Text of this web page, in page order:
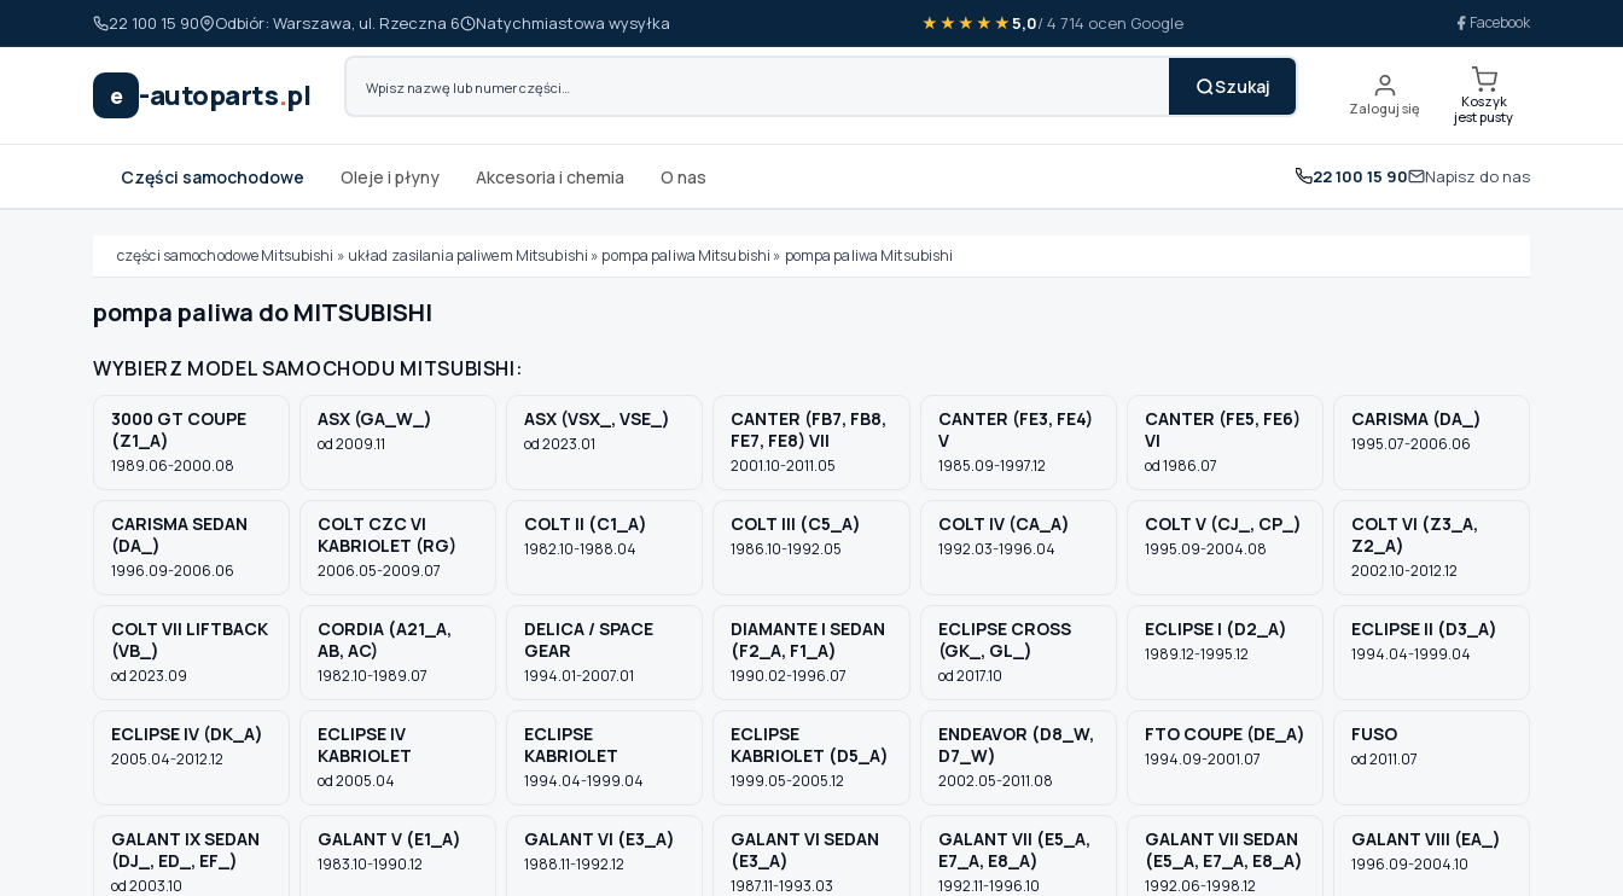
22 100 15 90 Odbiór: Warszawa, ul. Rzeczna 6 Natychmiastowa wysyłka ★★★★★5,0/ 4 714 ocen Google Facebook
e -autoparts.pl Szukaj
Zaloguj się
Koszyk
jest pusty
Części samochodowe Oleje i płyny Akcesoria i chemia O nas 22 100 15 90 Napisz do nas
Wybierz swój pojazd
MARKA
MODEL
Szukaj pasujących części
części samochodowe Mitsubishi » układ zasilania paliwem Mitsubishi » pompa paliwa Mitsubishi » pompa paliwa Mitsubishi
pompa paliwa do MITSUBISHI
WYBIERZ MODEL SAMOCHODU MITSUBISHI:
3000 GT COUPE
(Z1_A)
1989.06-2000.08
ASX (GA_W_)
od 2009.11
ASX (VSX_, VSE_)
od 2023.01
CANTER (FB7, FB8,
FE7, FE8) VII
2001.10-2011.05
CANTER (FE3, FE4)
V
1985.09-1997.12
CANTER (FE5, FE6)
VI
od 1986.07
CARISMA (DA_)
1995.07-2006.06
CARISMA SEDAN
(DA_)
1996.09-2006.06
COLT CZC VI
KABRIOLET (RG)
2006.05-2009.07
COLT II (C1_A)
1982.10-1988.04
COLT III (C5_A)
1986.10-1992.05
COLT IV (CA_A)
1992.03-1996.04
COLT V (CJ_, CP_)
1995.09-2004.08
COLT VI (Z3_A,
Z2_A)
2002.10-2012.12
COLT VII LIFTBACK
(VB_)
od 2023.09
CORDIA (A21_A,
AB, AC)
1982.10-1989.07
DELICA / SPACE
GEAR
1994.01-2007.01
DIAMANTE I SEDAN
(F2_A, F1_A)
1990.02-1996.07
ECLIPSE CROSS
(GK_, GL_)
od 2017.10
ECLIPSE I (D2_A)
1989.12-1995.12
ECLIPSE II (D3_A)
1994.04-1999.04
ECLIPSE IV (DK_A)
2005.04-2012.12
ECLIPSE IV
KABRIOLET
od 2005.04
ECLIPSE
KABRIOLET
1994.04-1999.04
ECLIPSE
KABRIOLET (D5_A)
1999.05-2005.12
ENDEAVOR (D8_W,
D7_W)
2002.05-2011.08
FTO COUPE (DE_A)
1994.09-2001.07
FUSO
od 2011.07
GALANT IX SEDAN
(DJ_, ED_, EF_)
od 2003.10
GALANT V (E1_A)
1983.10-1990.12
GALANT VI (E3_A)
1988.11-1992.12
GALANT VI SEDAN
(E3_A)
1987.11-1993.03
GALANT VII (E5_A,
E7_A, E8_A)
1992.11-1996.10
GALANT VII SEDAN
(E5_A, E7_A, E8_A)
1992.06-1998.12
GALANT VIII (EA_)
1996.09-2004.10